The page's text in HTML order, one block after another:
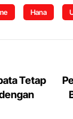
Hana
Tetap